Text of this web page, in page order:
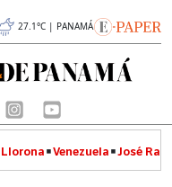
27.1°C | PANAMÁ
Venezuela José